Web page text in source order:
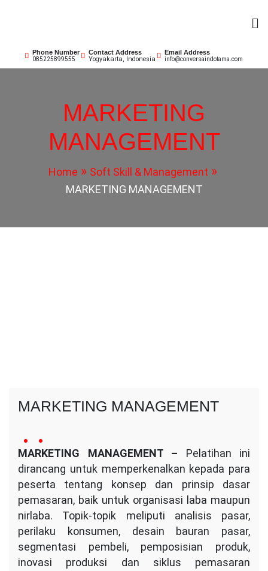
Phone Number
085225899555
Contact Address
Yogyakarta, Indonesia
Email Address
info@conversaindotama.com
MARKETING
MANAGEMENT
Home
Soft Skill & Management
MARKETING MANAGEMENT
MARKETING MANAGEMENT
26
February
2024
Conversa
Indotama
comment
on
MARKETING
MANAGEMENT
MARKETING MANAGEMENT – Pelatihan ini
dirancang untuk memperkenalkan kepada para
peserta tentang konsep dan prinsip dasar
pemasaran, baik untuk organisasi laba maupun
nirlaba. Topik-topik meliputi analisis pasar,
perilaku konsumen, desain bauran pasar,
segmentasi pembeli, pemposisian produk,
inovasi produksi dan siklus pemasaran